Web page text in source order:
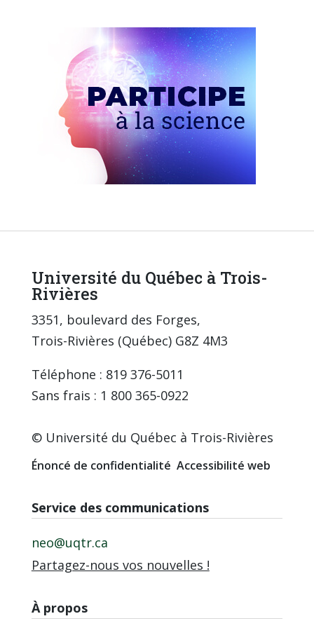
Université du Québec à Trois-
Rivières
3351, boulevard des Forges,
Trois-Rivières (Québec) G8Z 4M3
Téléphone : 819 376-5011
Sans frais : 1 800 365-0922
© Université du Québec à Trois-Rivières
Énoncé de confidentialité Accessibilité web
Service des communications
neo@uqtr.ca
Partagez-nous vos nouvelles !
À propos